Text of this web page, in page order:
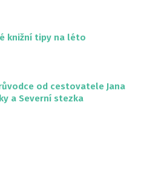
knižní tipy na léto
od cestovatele Jana
a Severní stezka